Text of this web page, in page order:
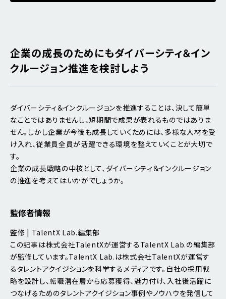
企業の成長のためにもダイバーシティ＆イン
クルージョン推進を検討しよう
ダイバーシティ＆インクルージョンを推進することは、決して簡単
なことではありませんし、短期間で成果が表れるものではありま
せん。しかし企業が今後も成長していくためには、多様な人材を受
け入れ、従業員全員が活躍できる環境を整えていくことが大切で
す。
企業の成長戦略の中核として、ダイバーシティ＆インクルージョン
の推進を考えてはいかがでしょうか。
監修者情報
監修 | TalentX Lab.編集部
この記事は株式会社TalentXが運営するTalentX Lab.の編集部
が監修しています。TalentX Lab.は株式会社TalentXが運営す
るタレントアクイジションを科学するメディアです。自社の採用戦
略を設計し、転職潜在層から応募獲得、魅力付け、入社後活躍に
つなげるためのタレントアクイジション事例やノウハウを発信して